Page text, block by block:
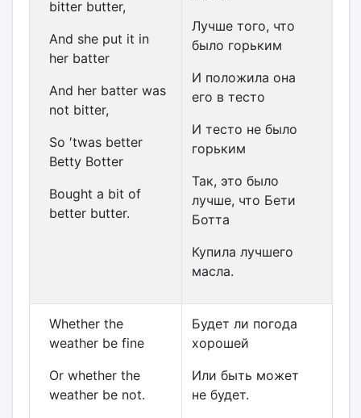
bitter butter,
And she put it in
her batter
And her batter was
not bitter,
So ′twas better
Betty Botter
Bought a bit of
better butter.
Лучше того, что
было горьким
И положила она
его в тесто
И тесто не было
горьким
Так, это было
лучше, что Бети
Ботта
Купила лучшего
масла.
Whether the
weather be fine
Or whether the
weather be not.
Будет ли погода
хорошей
Или быть может
не будет.